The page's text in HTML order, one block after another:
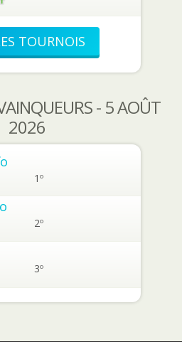
TOURNOIS
- 5 AOÛT
2026
1º
2º
3º